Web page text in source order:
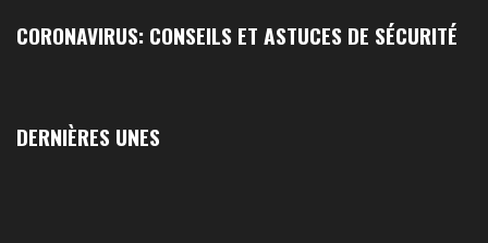
1988-1989 :  La polémique de Guidimakha
CORONAVIRUS: CONSEILS ET ASTUCES DE SÉCURITÉ
DERNIÈRES UNES